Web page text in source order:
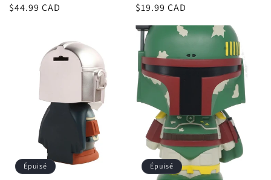
Prix
$44.99 CAD
Prix
$19.99 CAD
Épuisé Épuisé